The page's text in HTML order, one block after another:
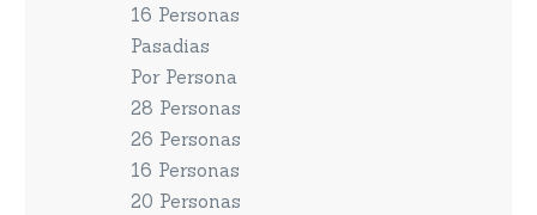
16 Personas
Pasadias
Por Persona
28 Personas
26 Personas
16 Personas
20 Personas